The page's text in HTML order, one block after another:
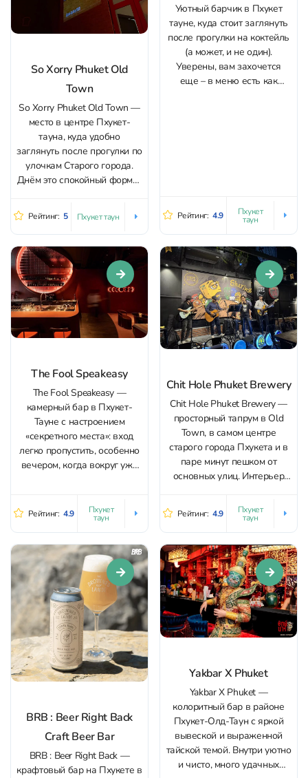
So Xorry Phuket Old
Town
So Xorry Phuket Old Town —
место в центре Пхукет-
тауна, куда удобно
заглянуть после прогулки по
улочкам Старого города.
Днём это спокойный формат
переключается в бар:
можно задержаться «на
один напиток», который
незаметно превращается в
полноценный вечер. Внутри
— тёплая, общительная
атмосфера без суеты...
Рейтинг: 5 Пхукет таун
Уютный барчик в Пхукет
тауне, куда стоит заглянуть
после прогулки на коктейль
(а может, и не один).
Уверены, вам захочется
еще – в меню есть как
Рейтинг: 4.9 Пхукет
таун
The Fool Speakeasy
The Fool Speakeasy —
камерный бар в Пхукет-
Тауне с настроением
«секретного места»: вход
легко пропустить, особенно
вечером, когда вокруг уже
стильный интерьер и
аккуратно выстроенная
атмосфера, где музыка
звучит ровно так, чтобы
можно было спокойно
разговаривать.
Пространство небольшое и
интимное; есть зона у...
Рейтинг: 4.9 Пхукет
таун
Chit Hole Phuket Brewery
Chit Hole Phuket Brewery —
просторный тапрум в Old
Town, в самом центре
старого города Пхукета и в
паре минут пешком от
основных улиц. Интерьер
аккуратной барной стойкой
и рядами кранов; внутри
легко собраться компанией,
а снаружи есть большой
зелёный дворик‑патио,
удобный и для семей.
Главное...
Рейтинг: 4.9 Пхукет
таун
BRB : Beer Right Back
Craft Beer Bar
BRB : Beer Right Back —
крафтовый бар на Пхукете в
Yakbar X Phuket
Yakbar X Phuket —
колоритный бар в районе
Пхукет-Олд-Таун с яркой
вывеской и выраженной
тайской темой. Внутри уютно
и чисто, много удачных